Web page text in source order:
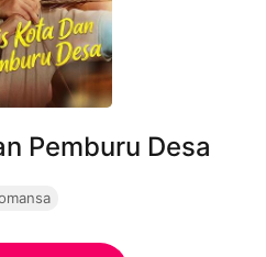
Pemburu Desa